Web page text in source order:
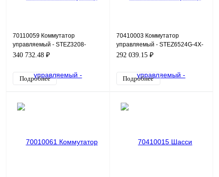
70110059 Коммутатор
управляемый - STEZ3208-
4GSFP-HV
340 732.48 ₽
Подробнее
70410003 Коммутатор
управляемый - STEZ6524G-4X-
POE
292 039.15 ₽
Подробнее